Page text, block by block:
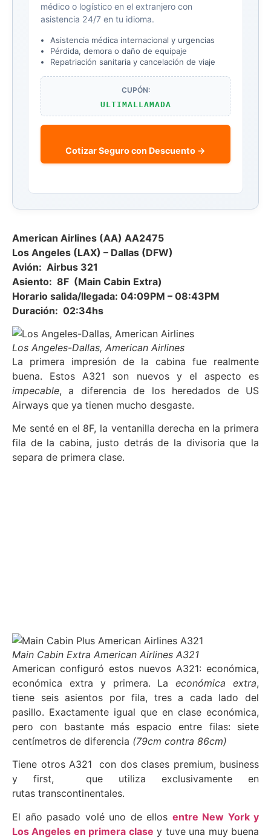
médico o logístico en el extranjero con
asistencia 24/7 en tu idioma.
Asistencia médica internacional y urgencias
Pérdida, demora o daño de equipaje
Repatriación sanitaria y cancelación de viaje
CUPÓN:
ULTIMALLAMADA
Cotizar Seguro con Descuento →
American Airlines (AA) AA2475
Los Angeles (LAX) – Dallas (DFW)
Avión: Airbus 321
Asiento: 8F (Main Cabin Extra)
Horario salida/llegada: 04:09PM – 08:43PM
Duración: 02:34hs
Los Angeles-Dallas, American Airlines
La primera impresión de la cabina fue realmente
buena. Estos A321 son nuevos y el aspecto es
impecable, a diferencia de los heredados de US
Airways que ya tienen mucho desgaste.
Me senté en el 8F, la ventanilla derecha en la primera
fila de la cabina, justo detrás de la divisoria que la
separa de primera clase.
Main Cabin Extra American Airlines A321
American configuró estos nuevos A321: económica,
económica extra y primera. Laeconómica extra,
tiene seis asientos por fila, tres a cada lado del
pasillo. Exactamente igual que en clase económica,
pero con bastante más espacio entre filas: siete
centímetros de diferencia (79cm contra 86cm)
Tiene otros A321
con dos clases premium, business
y first, que utiliza exclusivamente en
rutas transcontinentales.
El año pasado volé uno de ellos entre New York y
Los Angeles en primera clase y tuve una muy buena